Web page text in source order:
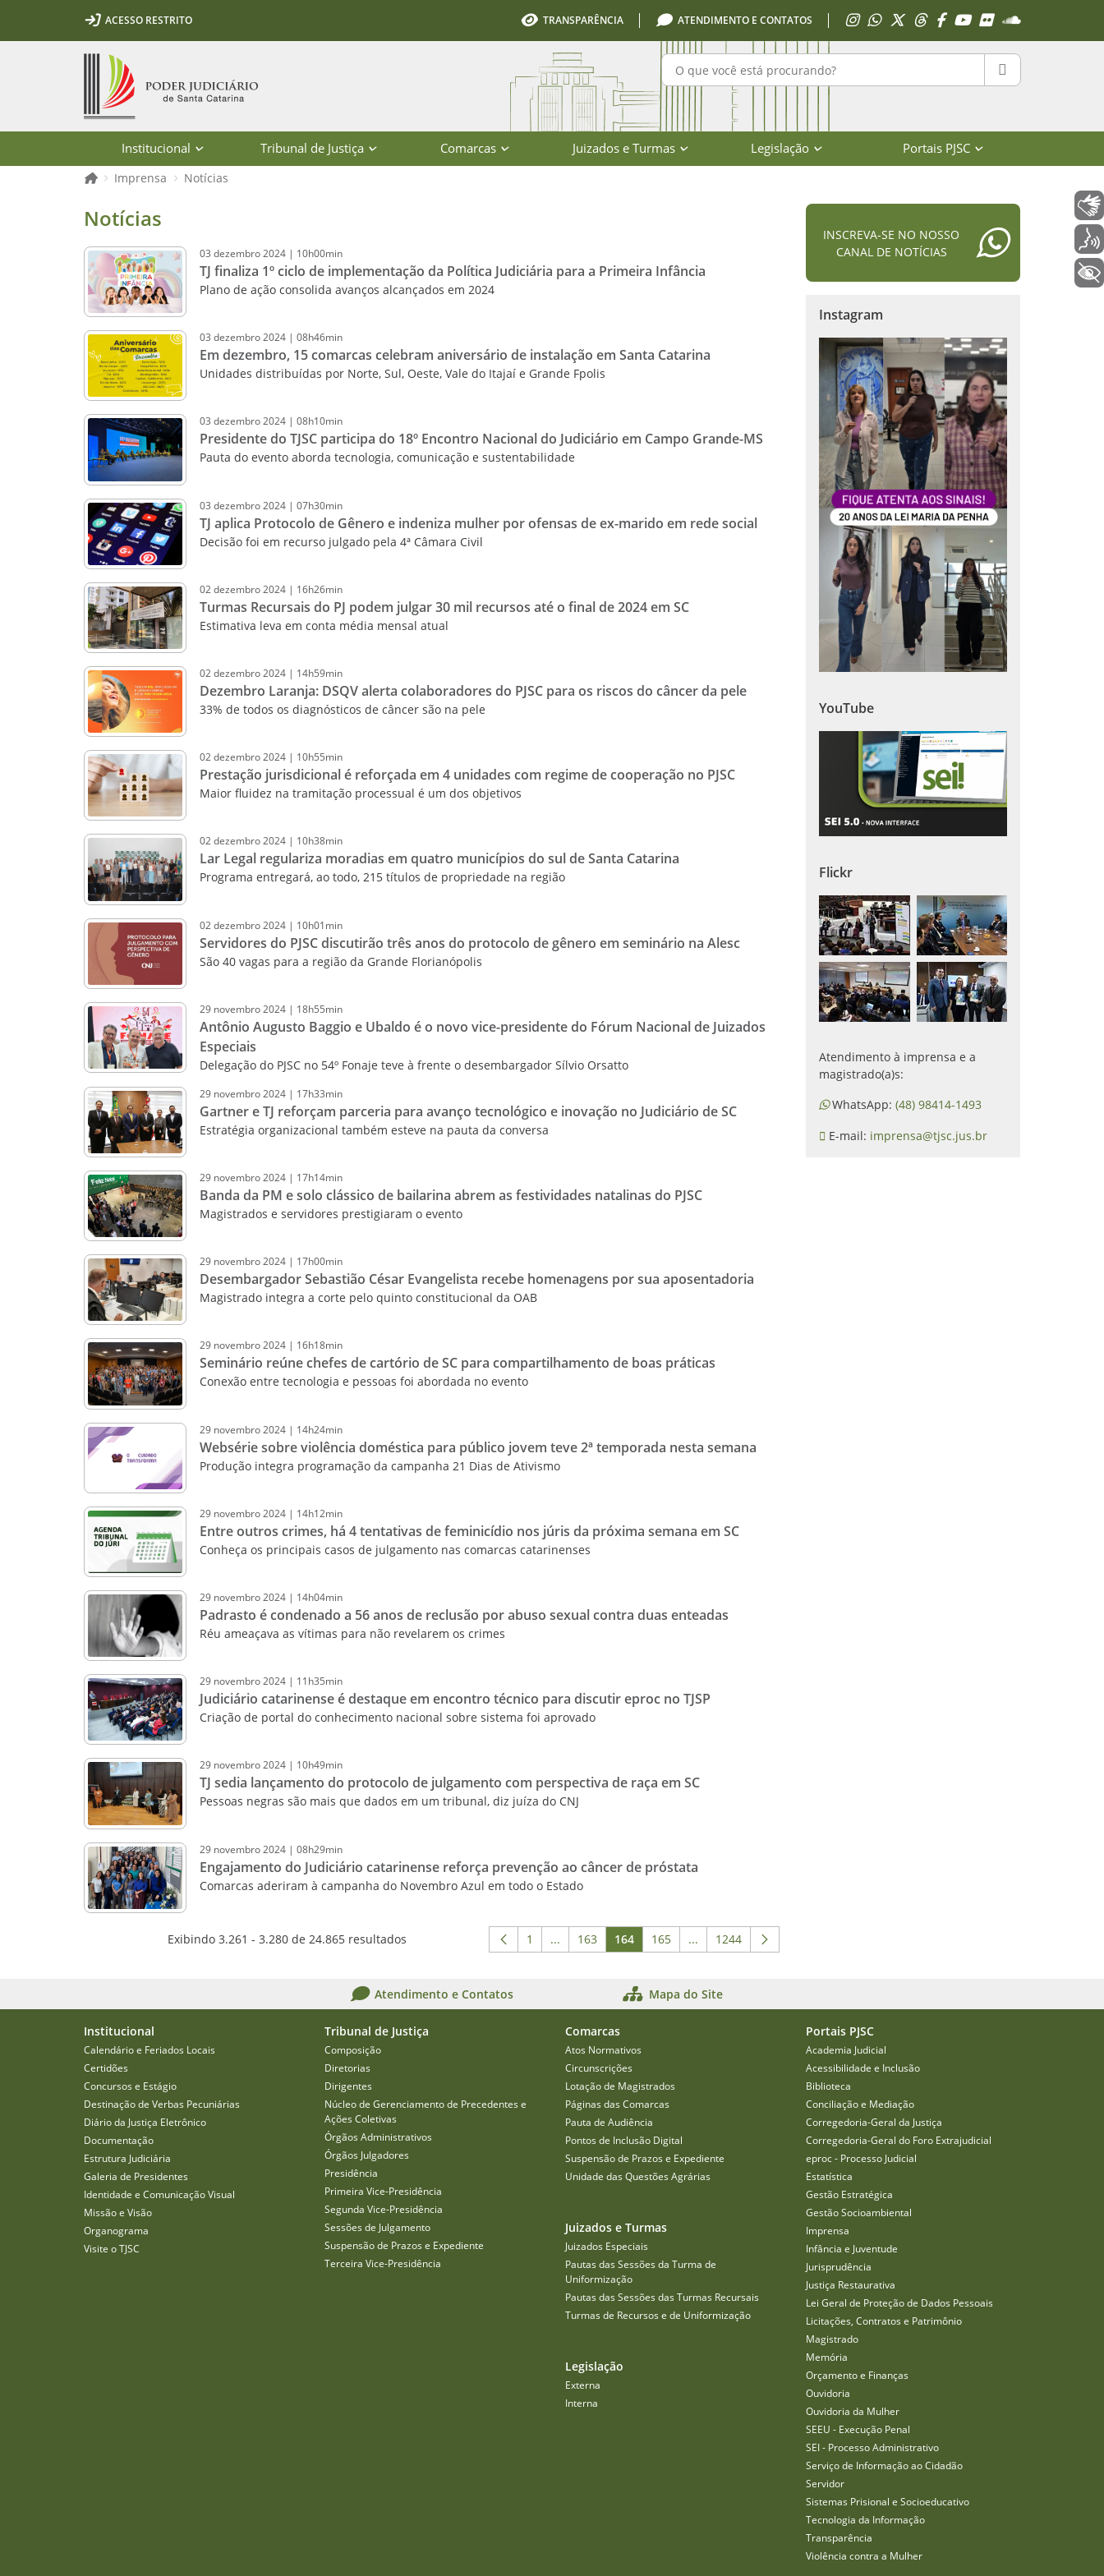
Ir para o conteúdo
Ir para a ferramenta de acessibilidade - Rybená
Ir para o menu principal
Ir para a pesquisa
Ir para o rodapé
Ir para a página inicialACESSO RESTRITO TRANSPARÊNCIA ATENDIMENTO E CONTATOS Acessar Instagram
Acessar WhatsApp
Acessar XAcessar Threads
Acessar Facebook
Acessar YouTube
Acessar Flickr
Acessar
Pesquisar no portal PESQUISAR
Institucional Tribunal de Justiça Comarcas Juizados e Turmas Legislação Portais PJSC
Página inicial
Imprensa Notícias
Notícias - Imprensa - Poder Judiciário de Santa Catarina
Notícias
03 dezembro2024 | 10h00min
TJ finaliza 1º ciclo de implementação da Política Judiciária para a Primeira Infância
Plano de ação consolida avanços alcançados em 2024
03 dezembro2024 | 08h46min
Em dezembro, 15 comarcas celebram aniversário de instalação em Santa Catarina
Unidades distribuídas por Norte, Sul, Oeste, Vale do Itajaí e Grande Fpolis
03 dezembro2024 | 08h10min
Presidente do TJSC participa do 18º Encontro Nacional do Judiciário em Campo Grande-MS
Pauta do evento aborda tecnologia, comunicação e sustentabilidade
03 dezembro2024 | 07h30min
TJ aplica Protocolo de Gênero e indeniza mulher por ofensas de ex-marido em rede social
Decisão foi em recurso julgado pela 4ª Câmara Civil
02dezembro2024 | 16h26min
Turmas Recursais do PJ podem julgar 30 mil recursos até o final de 2024 em SC
Estimativa leva em conta média mensal atual
02dezembro2024 | 14h59min
Dezembro Laranja: DSQV alerta colaboradores do PJSC para os riscos do câncer da pele
33% de todos os diagnósticos de câncer são na pele
02dezembro2024 | 10h55min
Prestação jurisdicional é reforçada em 4 unidades com regime de cooperação no PJSC
Maior fluidez na tramitação processual é um dos objetivos
02dezembro2024 | 10h38min
Lar Legal regulariza moradias em quatro municípios do sul de Santa Catarina
Programa entregará, ao todo, 215 títulos de propriedade na região
02dezembro2024 | 10h01min
Servidores do PJSC discutirão três anos do protocolo de gênero em seminário na Alesc
São 40 vagas para a região da Grande Florianópolis
29 novembro2024 | 18h55min
Antônio Augusto Baggio e Ubaldo é o novo vice-presidente do Fórum Nacional de Juizados
Especiais
Delegação do PJSC no 54º Fonaje teve à frente o desembargador Sílvio Orsatto
29 novembro2024 | 17h33min
Gartner e TJ reforçam parceria para avanço tecnológico e inovação no Judiciário de SC
Estratégia organizacional também esteve na pauta da conversa
29 novembro2024 | 17h14min
Banda da PM e solo clássico de bailarina abrem as festividades natalinas do PJSC
Magistrados e servidores prestigiaram o evento
29 novembro2024 | 17h00min
Desembargador Sebastião César Evangelista recebe homenagens por sua aposentadoria
Magistrado integra a corte pelo quinto constitucional da OAB
29 novembro2024 | 16h18min
Seminário reúne chefes de cartório de SC para compartilhamento de boas práticas
Conexão entre tecnologia e pessoas foi abordada no evento
29 novembro2024 | 14h24min
Websérie sobre violência doméstica para público jovem teve 2ª temporada nesta semana
Produção integra programação da campanha 21 Dias de Ativismo
29 novembro2024 | 14h12min
Entre outros crimes, há 4 tentativas de feminicídio nos júris da próxima semana em SC
Conheça os principais casos de julgamento nas comarcas catarinenses
29 novembro2024 | 14h04min
Padrasto é condenado a 56 anos de reclusão por abuso sexual contra duas enteadas
Réu ameaçava as vítimas para não revelarem os crimes
29 novembro2024 | 11h35min
Judiciário catarinense é destaque em encontro técnico para discutir eproc no TJSP
Criação de portal do conhecimento nacional sobre sistema foi aprovado
29 novembro2024 | 10h49min
TJ sedia lançamento do protocolo de julgamento com perspectiva de raça em SC
Pessoas negras são mais que dados em um tribunal, diz juíza do CNJ
29 novembro2024 | 08h29min
Engajamento do Judiciário catarinense reforça prevenção ao câncer de próstata
Comarcas aderiram à campanha do Novembro Azul em todo o Estado
Exibindo 3.261 - 3.280 de 24.865 resultados Página
1 ...Páginas intermediárias Usar ABA para navegar.
Página
163 Página
164 Página
165 ...Páginas intermediárias Usar ABA para navegar.
Página
1244
INSCREVA-SE NO NOSSO
CANAL DE NOTÍCIAS
Instagram
YouTube
Flickr
Atendimento à imprensa e a
magistrado(a)s:
WhatsApp: (48) 98414-1493
E-mail: imprensa@tjsc.jus.br
Atendimento e Contatos Mapa do Site
Institucional
Calendário e Feriados Locais
Certidões
Concursos e Estágio
Destinação de Verbas Pecuniárias
Diário da Justiça Eletrônico
Documentação
Estrutura Judiciária
Galeria de Presidentes
Identidade e Comunicação Visual
Missão e Visão
Organograma
Visite o TJSC
Tribunal de Justiça
Composição
Diretorias
Dirigentes
Núcleo de Gerenciamento de Precedentes e
Ações Coletivas
Órgãos Administrativos
Órgãos Julgadores
Presidência
Primeira Vice-Presidência
Segunda Vice-Presidência
Sessões de Julgamento
Suspensão de Prazos e Expediente
Terceira Vice-Presidência
Comarcas
Atos Normativos
Circunscrições
Lotação de Magistrados
Páginas das Comarcas
Pauta de Audiência
Pontos de Inclusão Digital
Suspensão de Prazos e Expediente
Unidade das Questões Agrárias
Juizados e Turmas
Juizados Especiais
Pautas das Sessões da Turma de
Uniformização
Pautas das Sessões das Turmas Recursais
Turmas de Recursos e de Uniformização
Legislação
Externa
Interna
Portais PJSC
Academia Judicial
Acessibilidade e Inclusão
Biblioteca
Conciliação e Mediação
Corregedoria-Geral da Justiça
Corregedoria-Geral do Foro Extrajudicial
eproc - Processo Judicial
Estatística
Gestão Estratégica
Gestão Socioambiental
Imprensa
Infância e Juventude
Jurisprudência
Justiça Restaurativa
Lei Geral de Proteção de Dados Pessoais
Licitações, Contratos e Patrimônio
Magistrado
Memória
Orçamento e Finanças
Ouvidoria
Ouvidoria da Mulher
SEEU - Execução Penal
SEI - Processo Administrativo
Serviço de Informação ao Cidadão
Servidor
Sistemas Prisional e Socioeducativo
Tecnologia da Informação
Transparência
Violência contra a Mulher
Libras
+ Acessibilidade